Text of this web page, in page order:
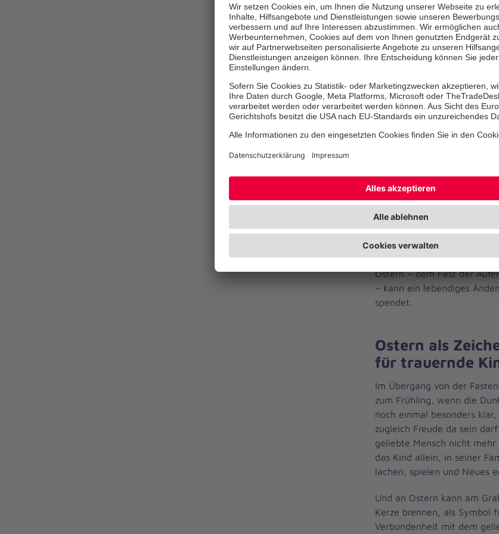
Rituale in der
Erinnern,
finden
gemeinsam zu erinnern
Eltern und Bezugspersonen
das Lieblingsessen der
ein Erinnerungsbuch
besondere Sprüche
festhalten
Solche Rituale helfen
und gleichzeitig Hoffnung
Ostern – dem Fest der
– kann ein lebendiges
spendet.
Ostern als
für trauernde
Im Übergang von der
zum Frühling, wenn die
noch einmal besonders
zugleich Freude da sein
geliebte Mensch nicht
das Kind allein, in seiner
lachen, spielen und Neues
Und an Ostern kann am
Kerze brennen, als Symbol
Verbundenheit mit dem